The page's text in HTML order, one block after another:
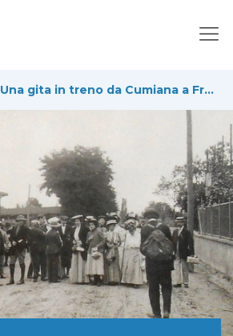
Una gita in treno da Cumiana a Frossasco (non ad Avigliana!)